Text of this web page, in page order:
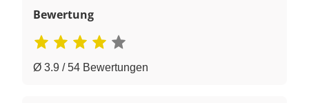
Bewertung
Ø 3.9 / 54 Bewertungen